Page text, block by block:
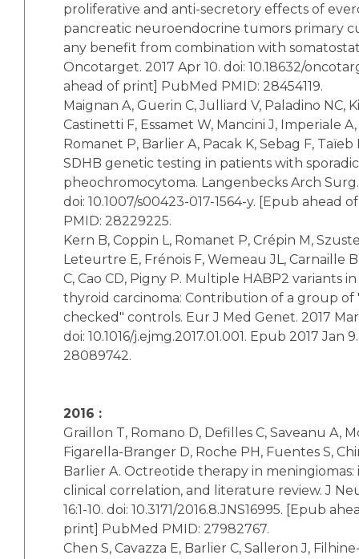
proliferative and anti-secretory effects of
pancreatic neuroendocrine tumors primary
any benefit from combination with
Oncotarget. 2017 Apr 10. doi: 10.18632/
ahead of print] PubMed PMID: 28454119.
Maignan A, Guerin C, Julliard V, Paladino NC,
Castinetti F, Essamet W, Mancini J, Imperiale
Romanet P, Barlier A, Pacak K, Sebag F,
SDHB genetic testing in patients with sporadic
pheochromocytoma. Langenbecks Arch Surg.
doi: 10.1007/s00423-017-1564-y. [Epub ahead
PMID: 28229225.
Kern B, Coppin L, Romanet P, Crépin M,
Leteurtre E, Frénois F, Wemeau JL, Carnaille
C, Cao CD, Pigny P. Multiple HABP2 variants
thyroid carcinoma: Contribution of a group of
checked" controls. Eur J Med Genet. 2017
doi: 10.1016/j.ejmg.2017.01.001. Epub 2017 Jan
28089742.
2016 :
Graillon T, Romano D, Defilles C, Saveanu A,
Figarella-Branger D, Roche PH, Fuentes S,
Barlier A. Octreotide therapy in meningiomas:
clinical correlation, and literature review. J
16:1-10. doi: 10.3171/2016.8.JNS16995. [Epub
print] PubMed PMID: 27982767.
Chen S, Cavazza E, Barlier C, Salleron J,